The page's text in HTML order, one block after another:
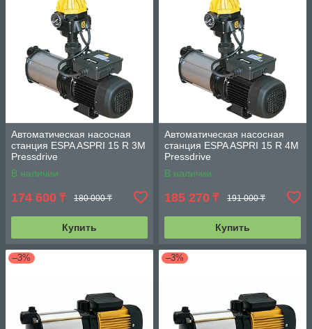
Автоматическая насосная
станция ESPA ASPRI 15 R 3M
Pressdrive
В наличии
174 600 ₸ 180 000 ₸
Купить
Автоматическая насосная
станция ESPA ASPRI 15 R 4M
Pressdrive
В наличии
185 270 ₸ 191 000 ₸
Купить
–3% –3%